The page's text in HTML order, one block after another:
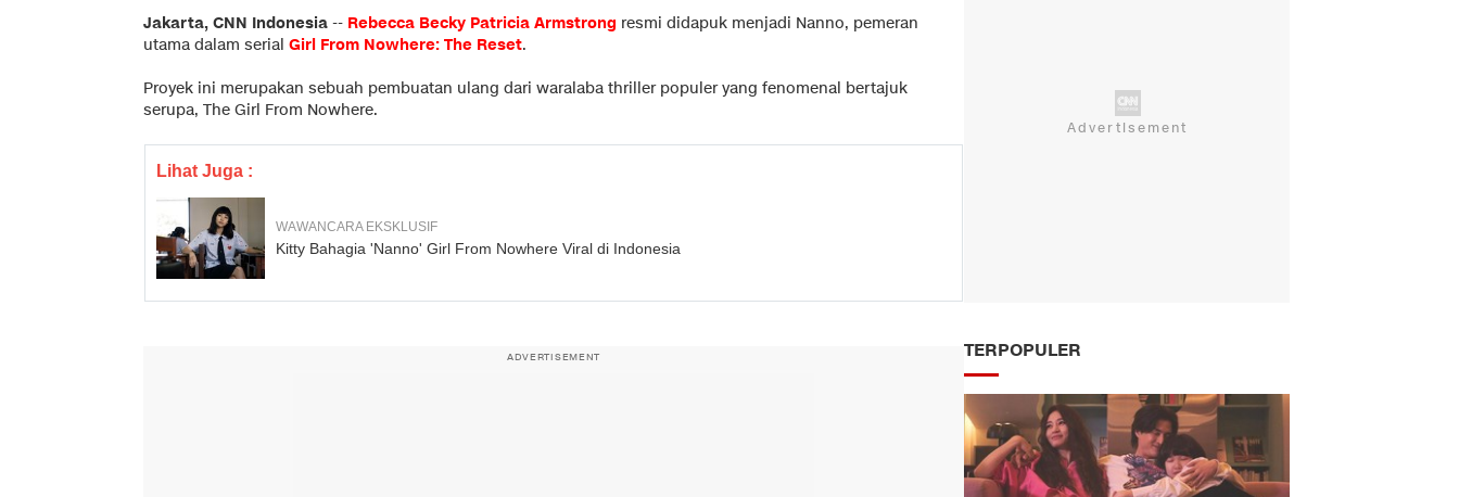
Jakarta, CNN Indonesia -- Rebecca Becky Patricia Armstrong resmi didapuk menjadi Nanno, pemeran
utama dalam serial Girl From Nowhere: The Reset.
Proyek ini merupakan sebuah pembuatan ulang dari waralaba thriller populer yang fenomenal bertajuk
serupa, The Girl From Nowhere.
Lihat Juga :
WAWANCARA EKSKLUSIF
Kitty Bahagia 'Nanno' Girl From Nowhere Viral di Indonesia
ADVERTISEMENT TERPOPULER